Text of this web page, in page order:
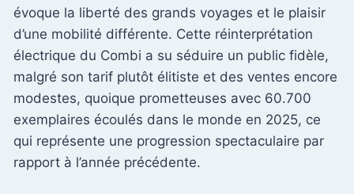
évoque la liberté des grands voyages et le plaisir
d’une mobilité différente. Cette réinterprétation
électrique du Combi a su séduire un public fidèle,
malgré son tarif plutôt élitiste et des ventes encore
modestes, quoique prometteuses avec 60.700
exemplaires écoulés dans le monde en 2025, ce
qui représente une progression spectaculaire par
rapport à l’année précédente.